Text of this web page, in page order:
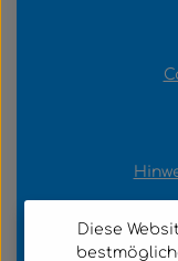
Diese